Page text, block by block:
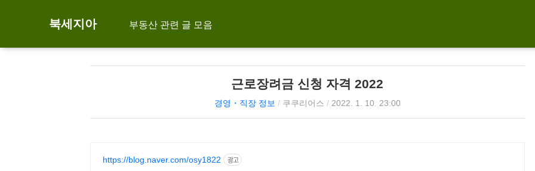
북세지아 부동산 관련 글 모음
근로장려금 신청 자격 2022
경영・직장 정보 / 쿠쿠리어스 / 2022. 1. 10. 23:00
https://blog.naver.com/osy1822 광고